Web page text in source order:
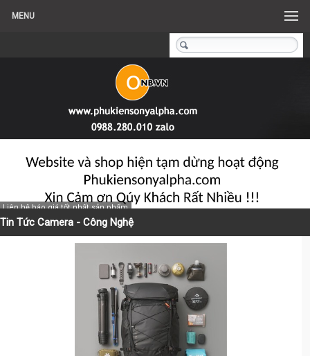
MENU
Liên hệ báo giá tốt nhất sản phẩm
Tin Tức Camera - Công Nghệ